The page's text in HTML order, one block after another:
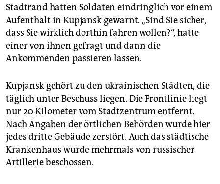
Stadtrand hatten Soldaten eindringlich vor einem
Aufenthalt in Kupjansk gewarnt. „Sind Sie sicher,
dass Sie wirklich dorthin fahren wollen?“, hatte
einer von ihnen gefragt und dann die
Ankommenden passieren lassen.
Kupjansk gehört zu den ukrainischen Städten, die
täglich unter Beschuss liegen. Die Frontlinie liegt
nur 20 Kilometer vom Stadtzentrum entfernt.
Nach Angaben der örtlichen Behörden wurde hier
jedes dritte Gebäude zerstört. Auch das städtische
Krankenhaus wurde mehrmals von russischer
Artillerie beschossen.